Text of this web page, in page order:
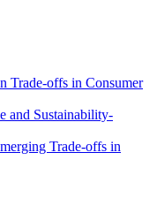
Trade-offs in Consumer
and Sustainability-
Trade-offs in